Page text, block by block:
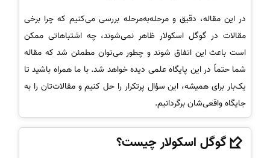
در این مقاله، دقیق و مرحله‌به‌مرحله بررسی می‌کنیم که چرا برخی
مقالات در گوگل اسکولار ظاهر نمی‌شوند، چه اشتباهاتی ممکن
است باعث این اتفاق شوند و چطور می‌توان مطمئن شد که مقاله
شما حتماً در این پایگاه علمی دیده خواهد شد. با ما همراه باشید تا
یک‌بار برای همیشه، این سؤال پرتکرار را حل کنیم و مقالات‌تان را به
جایگاه واقعی‌شان برگردانیم.
گوگل اسکولار چیست؟